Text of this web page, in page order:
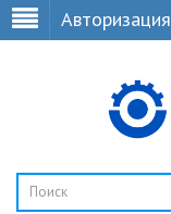
Авторизация